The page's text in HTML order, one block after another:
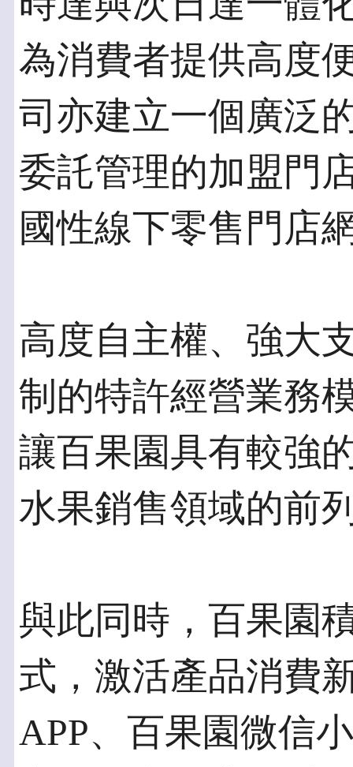
為消費者提供高度
司亦建立一個廣泛
委託管理的加盟門
國性線下零售門店
高度自主權、強大
制的特許經營業務
讓百果園具有較強
水果銷售領域的前
與此同時，百果園
式，激活產品消費
APP、百果園微信